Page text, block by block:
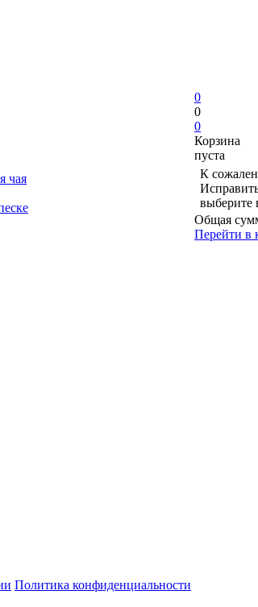
чая
Политика конфиденциальности
0
0
0
Корзина
пуста
К
выберите
Общая
Перейти в